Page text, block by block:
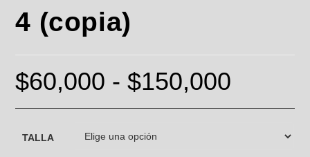
4 (copia)
$60,000 - $150,000
TALLA